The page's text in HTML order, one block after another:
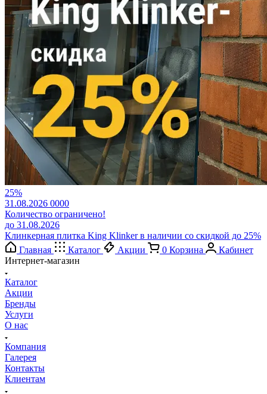
25%
31.08.2026 0000
Количество ограничено!
до 31.08.2026
Клинкерная плитка King Klinker в наличии со скидкой до 25%
Главная
Каталог Акции 0 Корзина
Кабинет
Интернет-магазин
Каталог
Акции
Бренды
Услуги
О нас
Компания
Галерея
Контакты
Клиентам